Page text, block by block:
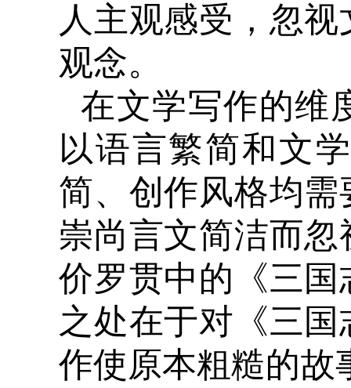
人主观感受，忽
观念。
在文学写作的维
以语言繁简和文
简、创作风格均
崇尚言文简洁而
价罗贯中的《三
之处在于对《三
作使原本粗糙的故